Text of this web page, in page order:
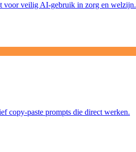
voor veilig AI-gebruik in zorg en welzijn.
copy-paste prompts die direct werken.